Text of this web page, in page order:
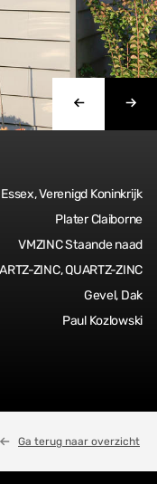
Essex, Verenigd Koninkrijk
Plater Claiborne
VMZINC Staande naad
ZINC, QUARTZ-ZINC
Gevel, Dak
Paul Kozlowski
Ga terug naar overzicht